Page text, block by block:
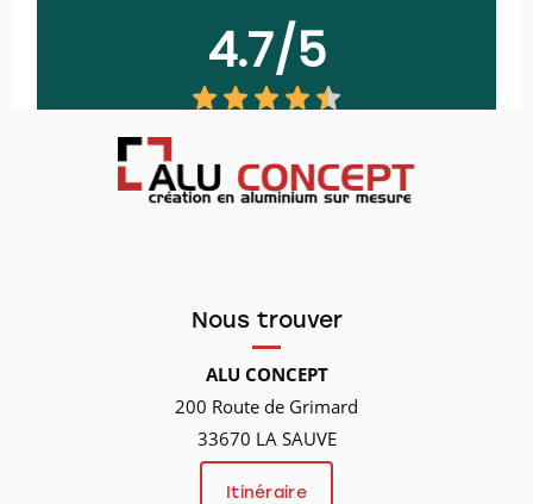
Nous trouver
ALU CONCEPT
200 Route de Grimard
33670 LA SAUVE
Itinéraire